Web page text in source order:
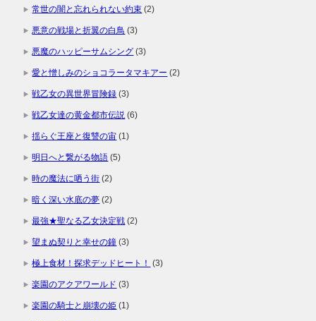
常世の闇と忘れられない約束 (2)
悪意の戦場と折翼の白鳥 (3)
悪魔のハッピーサムシング (3)
愛と憎しみのショコラータマキアー (2)
戦乙女の異世界冒険録 (3)
戦乙女達の黄金都市伝説 (6)
揺らぐ王座と復讐の宙 (1)
明日へと繋がる物語 (5)
時の魔法に哂う街 (2)
暗く深い水底の夢 (2)
最強★聖なる乙女決定戦 (2)
望まぬ契りと幸せの鐘 (3)
極上食材！探求デッドヒート！ (3)
楽園のアクアワールド (3)
楽園の騎士と崩壊の姫 (1)